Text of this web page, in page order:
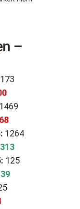
–
1469
1264
125